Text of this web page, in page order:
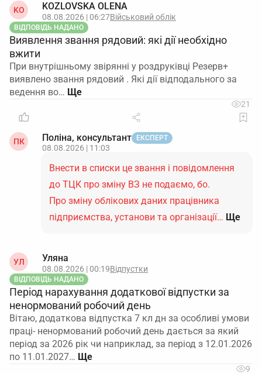
KO KOZLOVSKA OLENA
08.08.2026 | 06:27Військовий облік
ВІДПОВІДЬ НАДАНО
Виявлення звання рядовий: які дії необхідно
вжити
При внутрішньому звірянні у роздруківці Резерв+
виявлено звання рядовий . Які дії відподального за
ведення во…
21
ПК Поліна, консультант ЕКСПЕРТ
08.08.2026 | 11:03
Внести в списки це звання і повідомлення
до ТЦК про зміну ВЗ не подаємо, бо.
Про зміну облікових даних працівника
підприємства, установи та організації… Ще
УЛ Уляна
08.08.2026 | 00:19Відпустки
ВІДПОВІДЬ НАДАНО
Період нарахування додаткової відпустки за
ненормований робочий день
Вітаю, додаткова відпустка 7 кл дн за особливі умови
праці- ненормований робочий день дається за який
період за 2026 рік чи наприклад, за період з 12.01.2026
по 11.01.2027…
9